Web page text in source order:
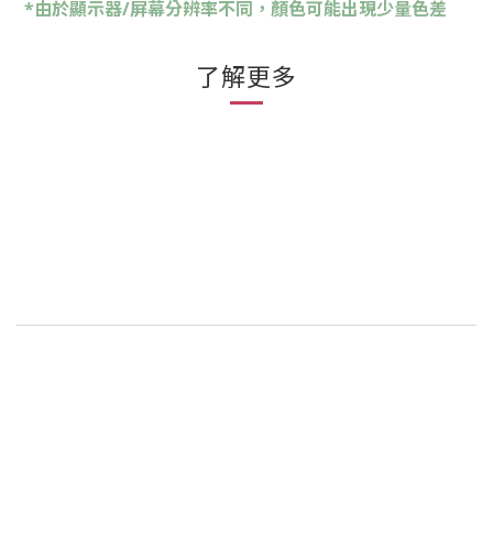
*由於顯示器/屏幕分辨率不同，顏色可能出現少量色差
了解更多